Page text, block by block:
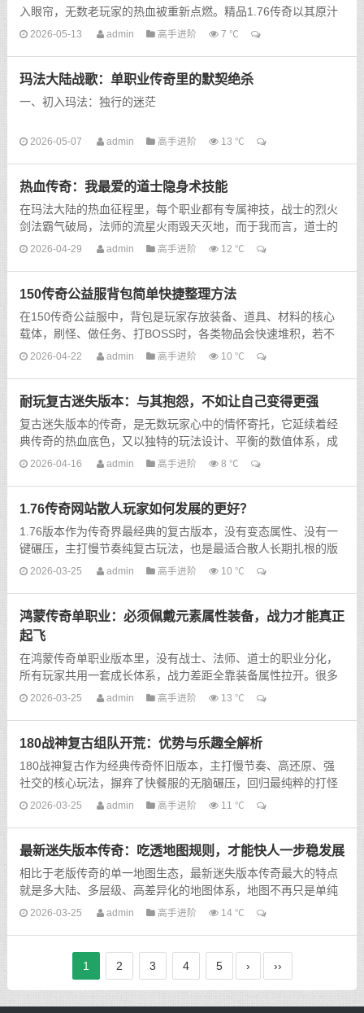
入眼帘，无数老玩家的热血被重新点燃。精品1.76传奇以其原汁
原味的设定、平衡的职业体系和慢节奏的成长...
2026-05-13 admin 高手进阶 7 ℃
玛法大陆战歌：单职业传奇里的默契绝杀
一、初入玛法：独行的迷茫
第一次踏入玛法大陆，我被单职业传奇里纯粹的热血氛围深深吸
2026-05-07 admin 高手进阶 13 ℃
热血传奇：我最爱的道士隐身术技能
在玛法大陆的热血征程里，每个职业都有专属神技，战士的烈火
剑法霸气破局，法师的流星火雨毁天灭地，而于我而言，道士的
隐身术，才是藏在岁月里最动人的传奇，它没有惊天动地的伤
2026-04-29 admin 高手进阶 12 ℃
150传奇公益服背包简单快捷整理方法
在150传奇公益服中，背包是玩家存放装备、道具、材料的核心
载体，刷怪、做任务、打BOSS时，各类物品会快速堆积，若不
及时整理，很容易出现背包满格、无法拾取关键物品的情况，既
2026-04-22 admin 高手进阶 10 ℃
耐玩复古迷失版本：与其抱怨，不如让自己变得更强
复古迷失版本的传奇，是无数玩家心中的情怀寄托，它延续着经
典传奇的热血底色，又以独特的玩法设计、平衡的数值体系，成
为一款极具耐玩性的作品。在这片充满挑战的玛法大陆上，有人
2026-04-16 admin 高手进阶 8 ℃
1.76传奇网站散人玩家如何发展的更好？
1.76版本作为传奇界最经典的复古版本，没有变态属性、没有一
键碾压，主打慢节奏纯复古玩法，也是最适合散人长期扎根的版
本。相比于氪金大佬和行会团队，散人玩家无靠山、无初始资
2026-03-25 admin 高手进阶 10 ℃
鸿蒙传奇单职业：必须佩戴元素属性装备，战力才能真正
起飞
在鸿蒙传奇单职业版本里，没有战士、法师、道士的职业分化，
所有玩家共用一套成长体系，战力差距全靠装备属性拉开。很多
新手玩家前期只盯着攻击、防御、血量等基础面板属性，忽略
2026-03-25 admin 高手进阶 13 ℃
180战神复古组队开荒：优势与乐趣全解析
180战神复古作为经典传奇怀旧版本，主打慢节奏、高还原、强
社交的核心玩法，摒弃了快餐服的无脑碾压，回归最纯粹的打怪
爆装与兄弟并肩体验。在这个版本里，单人开荒往往寸步难行，
2026-03-25 admin 高手进阶 11 ℃
最新迷失版本传奇：吃透地图规则，才能快人一步稳发展
相比于老版传奇的单一地图生态，最新迷失版本传奇最大的特点
就是多大陆、多层级、高差异化的地图体系，地图不再只是单纯
打怪刷宝的场地，更是决定发育速度、资源获取、战力提升的...
2026-03-25 admin 高手进阶 14 ℃
1 2 3 4 5 › ››